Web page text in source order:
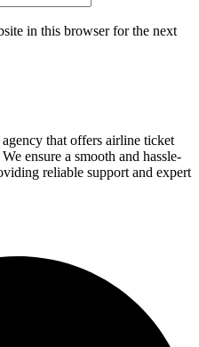
in this browser for the next
that offers airline ticket
ensure a smooth and hassle-
reliable support and expert